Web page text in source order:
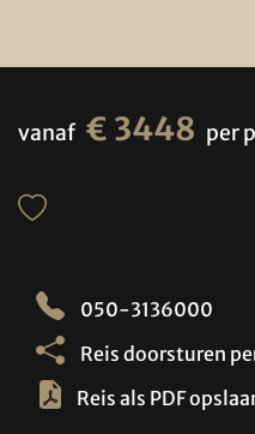
vanaf € 3448 per
050-3136000
Reis doorsturen
Reis als PDF